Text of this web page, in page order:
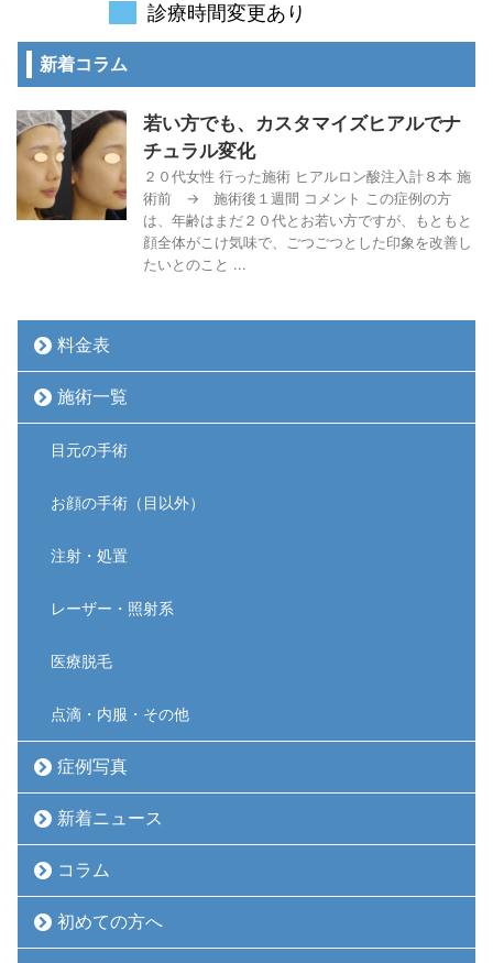
診療時間変更あり
新着コラム
若い方でも、カスタマイズヒアルでナ
チュラル変化
２０代女性 行った施術 ヒアルロン酸注入計８本 施
術前 → 施術後１週間 コメント この症例の方
は、年齢はまだ２０代とお若い方ですが、もともと
顔全体がこけ気味で、ごつごつとした印象を改善し
たいとのこと ...
料金表
施術一覧
目元の手術
お顔の手術（目以外）
注射・処置
レーザー・照射系
医療脱毛
点滴・内服・その他
症例写真
新着ニュース
コラム
初めての方へ